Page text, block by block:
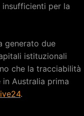
insufficienti per la
generato due
istituzionali
che la tracciabilità
Australia prima
.